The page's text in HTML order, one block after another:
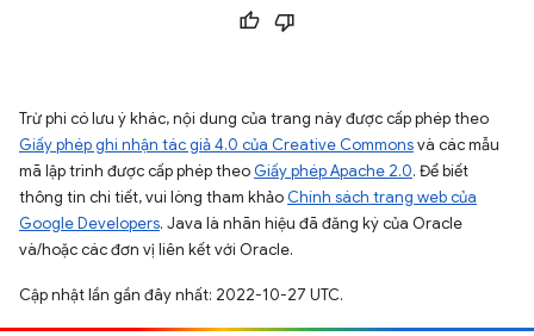
Trừ phi có lưu ý khác, nội dung của trang này được cấp phép theo
Giấy phép ghi nhận tác giả 4.0 của Creative Commonsvà các mẫu
mã lập trình được cấp phép theo Giấy phép Apache 2.0. Để biết
thông tin chi tiết, vui lòng tham khảo Chính sách trang web của
Google Developers. Java là nhãn hiệu đã đăng ký của Oracle
và/hoặc các đơn vị liên kết với Oracle.
Cập nhật lần gần đây nhất: 2022-10-27 UTC.